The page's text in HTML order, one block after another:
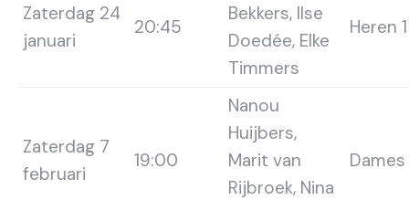
Zaterdag 24
januari
20:45
Bekkers, Ilse
Doedée, Elke
Timmers
Heren 1
Zaterdag 7
februari
19:00
Nanou
Huijbers,
Marit van
Rijbroek, Nina
Dames